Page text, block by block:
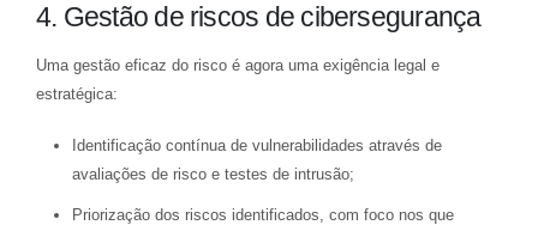
4. Gestão de riscos de cibersegurança
Uma gestão eficaz do risco é agora uma exigência legal e
estratégica:
Identificação contínua de vulnerabilidades através de
avaliações de risco e testes de intrusão;
Priorização dos riscos identificados, com foco nos que